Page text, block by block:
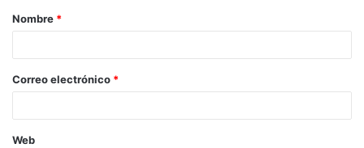
Nombre *
Correo electrónico *
Web